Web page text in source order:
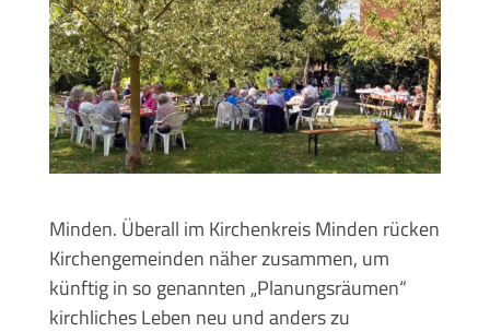
Minden. Überall im Kirchenkreis Minden rücken
Kirchengemeinden näher zusammen, um
künftig in so genannten „Planungsräumen“
kirchliches Leben neu und anders zu